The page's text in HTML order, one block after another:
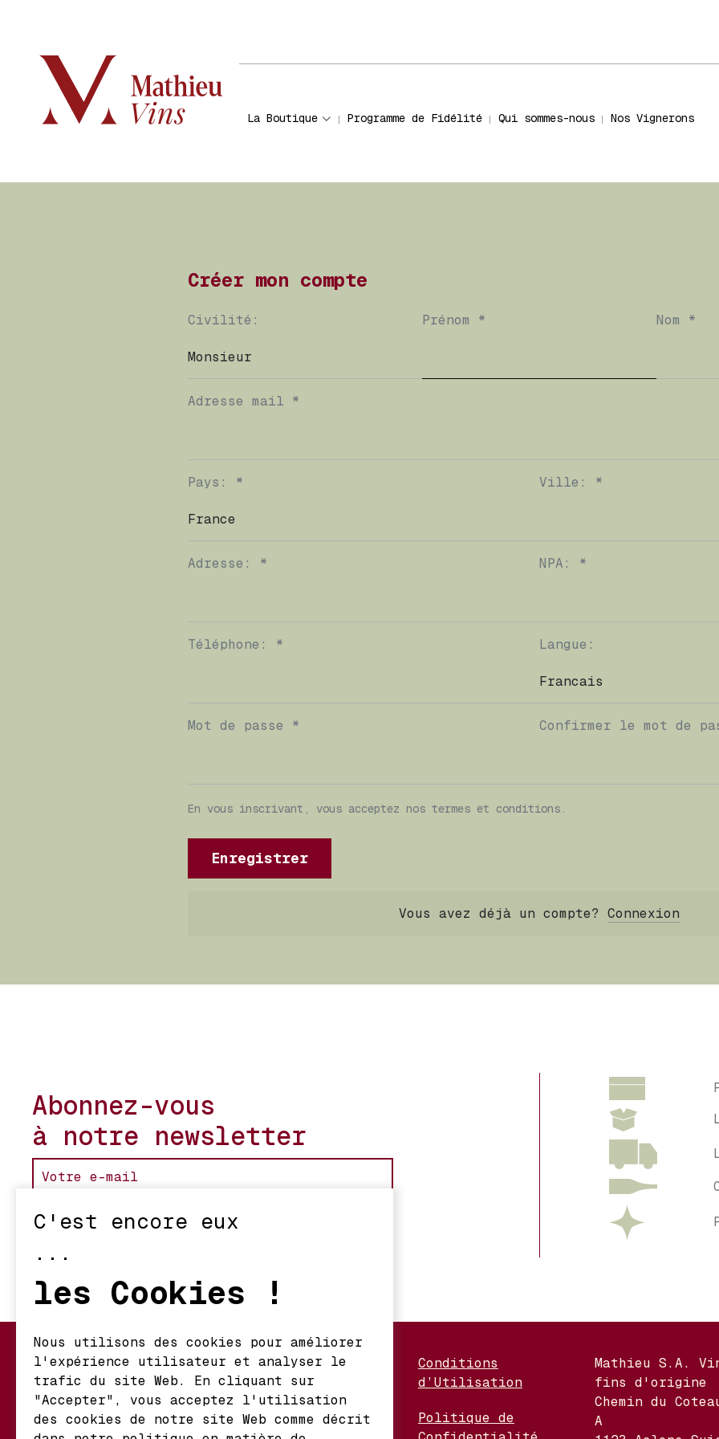
La Boutique Programme de Fidélité Qui sommes-nous Nos Vignerons
Créer mon compte
Civilité: Prénom * Nom *
Adresse mail *
Pays: * Ville: *
Adresse: * NPA: *
Téléphone: * Langue:
Mot de passe * Confirmer le mot de
En vous inscrivant, vous acceptez nos termes et conditions.
Enregistrer
Vous avez déjà un compte? Connexion
Abonnez-vous
à notre newsletter
Mon Compte
Informations de
Livraison
Nos Vignerons
Retour et Échanges
Conditions
d’Utilisation
Politique de
Mathieu S.A.
fins d'origine
Chemin du
A
C'est encore eux
...
les Cookies !
Nous utilisons des cookies pour améliorer
l'expérience utilisateur et analyser le
trafic du site Web. En cliquant sur
"Accepter", vous acceptez l'utilisation
des cookies de notre site Web comme décrit